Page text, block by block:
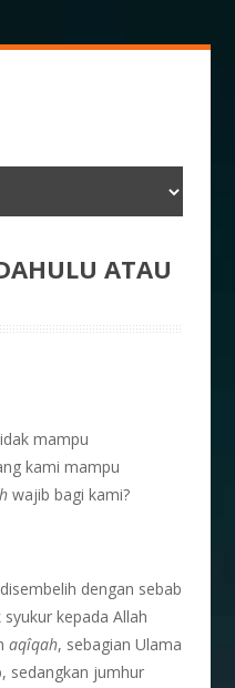
ATAU
mampu
kami mampu
wajib bagi kami?
dengan sebab
kepada Allah
aqîqah, sebagian Ulama
sedangkan jumhur